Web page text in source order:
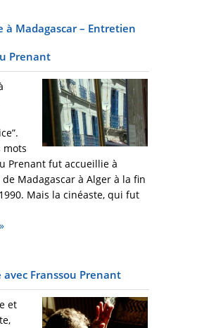
à Madagascar – Entretien
Prenant
mots
Prenant fut accueillie à
de Madagascar à Alger à la fin
Mais la cinéaste, qui fut
»
avec Franssou Prenant
et